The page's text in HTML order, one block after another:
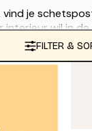
je
wil in
FILTER &